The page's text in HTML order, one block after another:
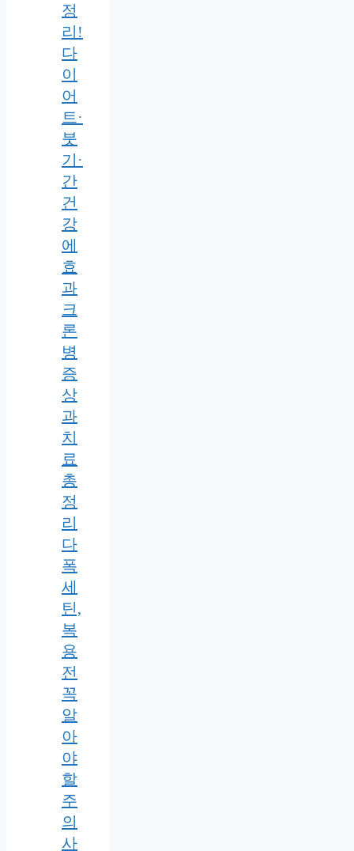
정
리!
다
이
어
트·
붓
기·
간
건
강
에
효
과
크
론
병
증
상
과
치
료
총
정
리
다
폭
세
틴,
복
용
전
꼭
알
아
야
할
주
의
사